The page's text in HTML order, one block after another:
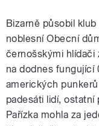
Bizarně působil
noblesní Obecní
černošskými hlídači
na dodnes fungující
amerických
padesáti lidí, ostatní
Pařízka mohla za